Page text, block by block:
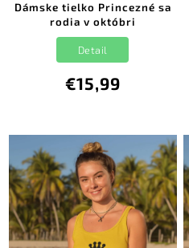
Dámske tielko Princezné sa
rodia v októbri
€15,99
Detail